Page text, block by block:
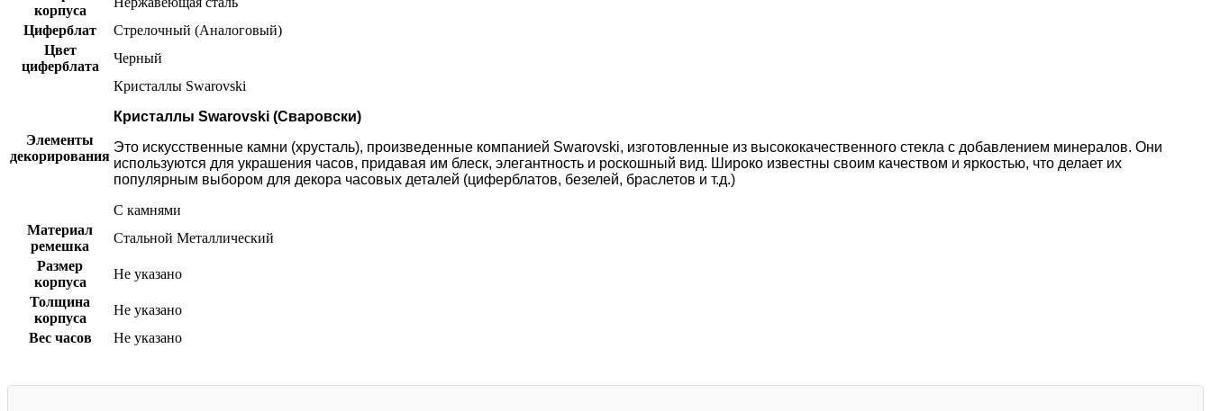
корпуса
Циферблат
Стрелочный (Аналоговый)
Цвет
циферблата
Черный
Элементы
декорирования
Кристаллы Swarovski
Кристаллы Swarovski (Сваровски)
Это искусственные камни (хрусталь), произведенные компанией Swarovski, изготовленные из высококачественного стекла с добавлением минералов. Они
используются для украшения часов, придавая им блеск, элегантность и роскошный вид. Широко известны своим качеством и яркостью, что делает их
популярным выбором для декора часовых деталей (циферблатов, безелей, браслетов и т.д.)
С камнями
Материал
ремешка
Стальной Металлический
Размер
корпуса
Не указано
Толщина
корпуса
Не указано
Вес часов
Не указано